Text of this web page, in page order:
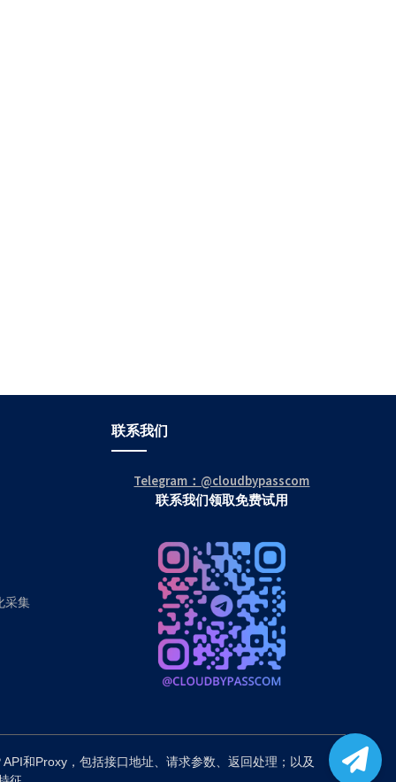
采集
联系我们
Telegram：@cloudbypasscom
联系我们领取免费试用
和Proxy，包括接口地址、请求参数、返回处理；以及